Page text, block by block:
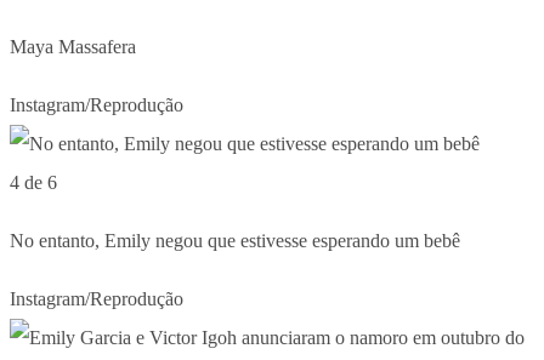
Maya Massafera
Instagram/Reprodução
4 de 6
No entanto, Emily negou que estivesse esperando um bebê
Instagram/Reprodução